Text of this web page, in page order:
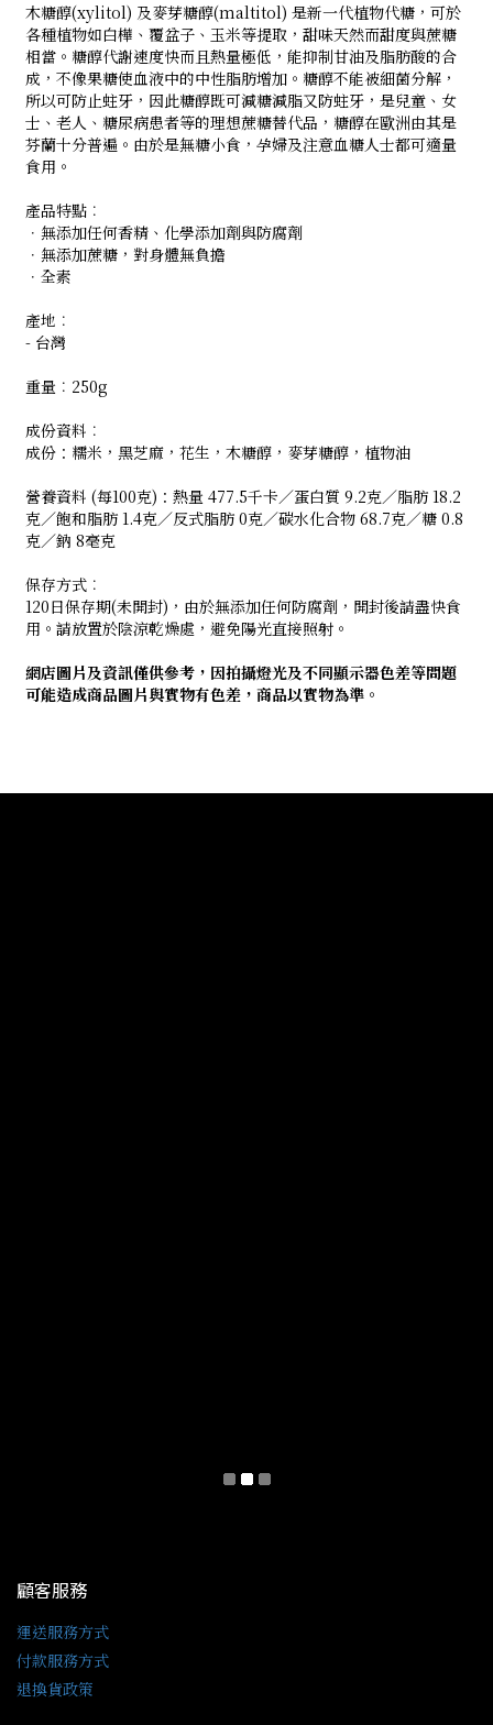
木糖醇(xylitol) 及麥芽糖醇(maltitol) 是新一代植物代糖，可於
各種植物如白樺、覆盆子、玉米等提取，甜味天然而甜度與蔗糖
相當。糖醇代謝速度快而且熱量極低，能抑制甘油及脂肪酸的合
成，不像果糖使血液中的中性脂肪增加。糖醇不能被細菌分解，
所以可防止蛀牙，因此糖醇既可減糖減脂又防蛀牙，是兒童、女
士、老人、糖尿病患者等的理想蔗糖替代品，糖醇在歐洲由其是
芬蘭十分普遍。由於是無糖小食，孕婦及注意血糖人士都可適量
食用。
產品特點︰
．無添加任何香精、化學添加劑與防腐劑
．無添加蔗糖，對身體無負擔
．全素
產地︰
- 台灣
重量︰250g
成份資料︰
成份：糯米，黑芝麻，花生，木糖醇，麥芽糖醇，植物油
營養資料 (每100克)：熱量 477.5千卡／蛋白質 9.2克／脂肪 18.2
克／飽和脂肪 1.4克／反式脂肪 0克／碳水化合物 68.7克／糖 0.8
克／鈉 8毫克
保存方式︰
120日保存期(未開封)，由於無添加任何防腐劑，開封後請盡快食
用。請放置於陰涼乾燥處，避免陽光直接照射。
網店圖片及資訊僅供參考，因拍攝燈光及不同顯示器色差等問題
可能造成商品圖片與實物有色差，商品以實物為準。
顧客服務
運送服務方式
付款服務方式
退換貨政策